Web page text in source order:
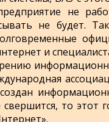
не
не будет.
и
то этот